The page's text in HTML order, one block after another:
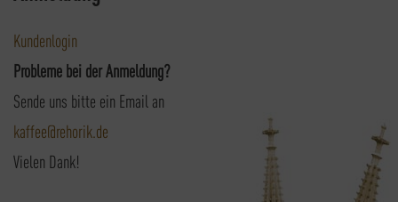
Kundenlogin
Probleme bei der Anmeldung?
Sende uns bitte ein Email an
kaffee@rehorik.de
Vielen Dank!